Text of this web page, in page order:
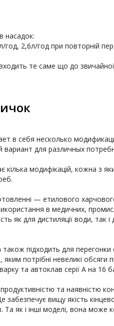
насадок:
те саме що до
в себя несколько
для различных
модифікацій, кожна з
— етилового
в медичних,
як для дистиляції води, так
підходить для
потрібні невеликі
та автоклав серії А на 16
та наявністю
забезпечує вищу якість
як і інші моделі, вона може